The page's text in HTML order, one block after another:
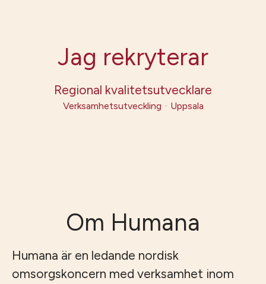
Jag rekryterar
Regional kvalitetsutvecklare
Verksamhetsutveckling · Uppsala
Om Humana
Humana är en ledande nordisk
omsorgskoncern med verksamhet inom